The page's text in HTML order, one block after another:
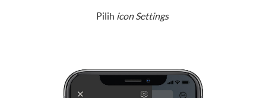
Pilih icon Settings